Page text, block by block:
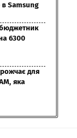
Samsung
бюджетник
6300
для
яка